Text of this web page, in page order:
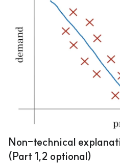
을 둔다고 하셨다. 난이도로 따지자면 이
인 verification가 쉽다. 그리고 이것을
문제이다. (2) One Shot Learning
Non-technical
(Part 1,2 optional)